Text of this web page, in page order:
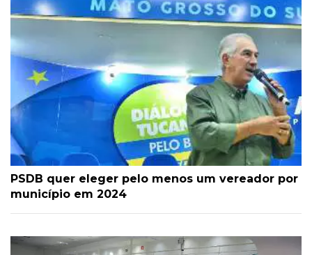
PSDB quer eleger pelo menos um vereador por
município em 2024